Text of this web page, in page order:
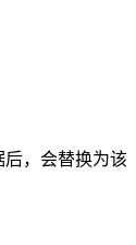
，会替换为该